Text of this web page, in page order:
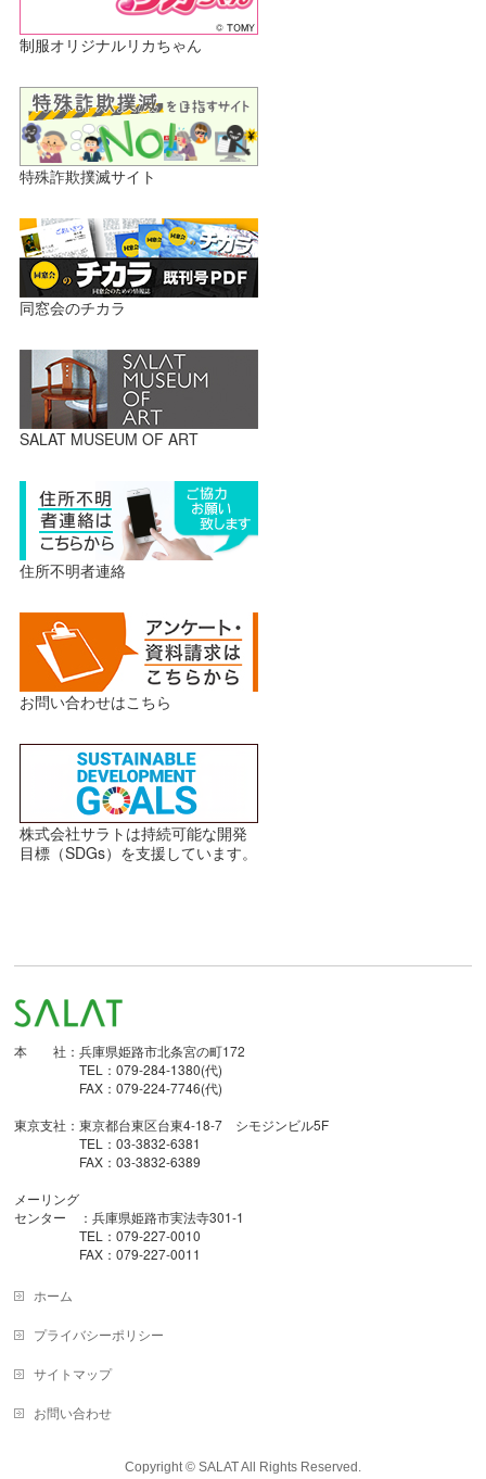
制服オリジナルリカちゃん
特殊詐欺撲滅サイト
同窓会のチカラ
SALAT MUSEUM OF ART
住所不明者連絡
お問い合わせはこちら
株式会社サラトは持続可能な開発
目標（SDGs）を支援しています。
本 社：兵庫県姫路市北条宮の町172
TEL：079-284-1380(代)
FAX：079-224-7746(代)
東京支社：東京都台東区台東4-18-7 シモジンビル5F
TEL：03-3832-6381
FAX：03-3832-6389
メーリング
センター ：兵庫県姫路市実法寺301-1
TEL：079-227-0010
FAX：079-227-0011
ホーム
プライバシーポリシー
サイトマップ
お問い合わせ
Copyright © SALAT All Rights Reserved.